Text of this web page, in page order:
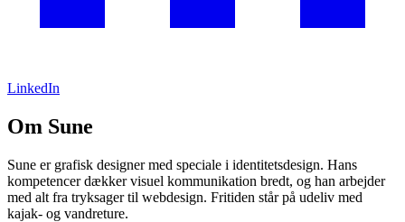
LinkedIn
Om Sune
Sune er grafisk designer med speciale i identitetsdesign. Hans
kompetencer dækker visuel kommunikation bredt, og han arbejder
med alt fra tryksager til webdesign. Fritiden står på udeliv med
kajak- og vandreture.